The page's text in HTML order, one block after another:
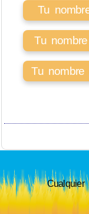
Tu
Tu
Tu nombre